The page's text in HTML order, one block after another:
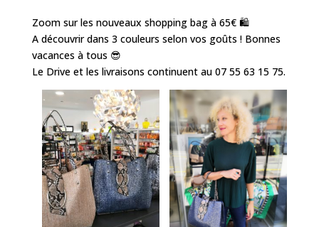
Zoom sur les nouveaux shopping bag à 65€ 🛍️
A découvrir dans 3 couleurs selon vos goûts ! Bonnes
vacances à tous 😎
Le Drive et les livraisons continuent au 07 55 63 15 75.